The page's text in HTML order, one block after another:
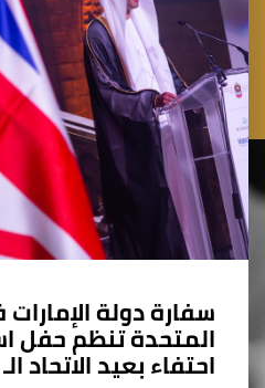
سفارة دولة
المتحدة تنظم حفل
احتفاء بعيد الاتحاد الـ 51